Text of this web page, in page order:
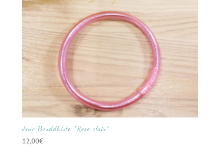
Jonc Bouddhiste *Rose clair*
12,00€